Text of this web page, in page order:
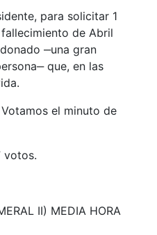
para solicitar 1
de Abril
‒una gran
que, en las
Votamos el minuto de
votos.
II) MEDIA HORA